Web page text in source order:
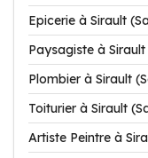
Epicerie à Sirault
Paysagiste à
Plombier à Sirault
Toiturier à Sirault
Artiste Peintre à